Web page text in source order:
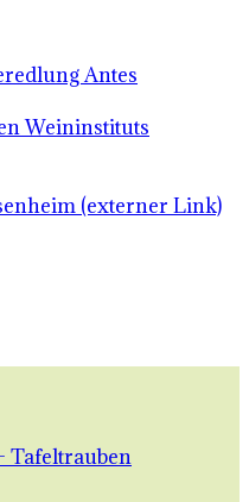
Antes
Weininstituts
(externer Link)
Tafeltrauben